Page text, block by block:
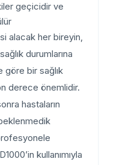
etkiler geçicidir ve
alacak her bireyin,
sağlık durumlarına
göre bir sağlık
son derece önemlidir.
sonra hastaların
da beklenmedik
profesyonele
ED1000’in kullanımıyla